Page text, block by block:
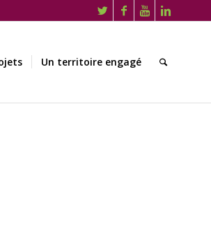
Un territoire engagé